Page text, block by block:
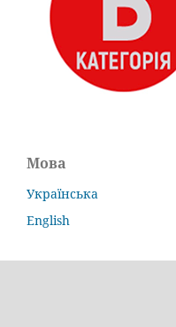
Мова
Українська
English